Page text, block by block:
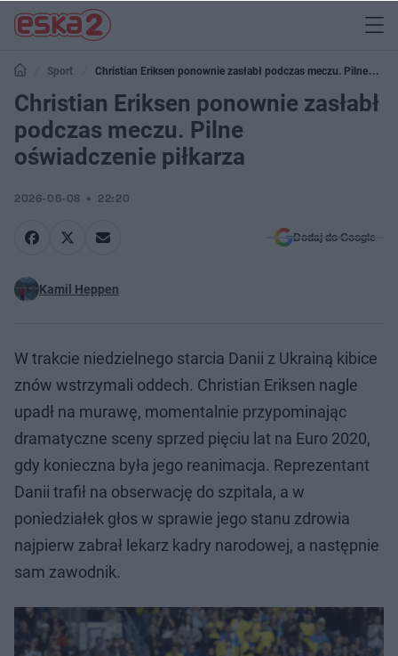
Sport
Christian Eriksen ponownie zasłabł podczas meczu. Pilne
oświadczenie piłkarza
Christian Eriksen ponownie zasłabł
podczas meczu. Pilne
oświadczenie piłkarza
2026-06-08 22:20
Dodaj do Google
Kamil Heppen
W trakcie niedzielnego starcia Danii z Ukrainą kibice
znów wstrzymali oddech. Christian Eriksen nagle
upadł na murawę, momentalnie przypominając
dramatyczne sceny sprzed pięciu lat na Euro 2020,
gdy konieczna była jego reanimacja. Reprezentant
Danii trafił na obserwację do szpitala, a w
poniedziałek głos w sprawie jego stanu zdrowia
najpierw zabrał lekarz kadry narodowej, a następnie
sam zawodnik.